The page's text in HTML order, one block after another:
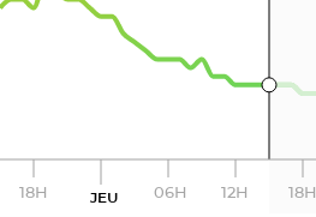
18H JEU 06H 12H 18H